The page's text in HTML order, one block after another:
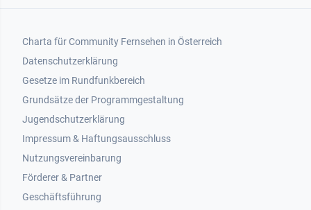
Footer 1
Charta für Community Fernsehen in Österreich
Datenschutzerklärung
Gesetze im Rundfunkbereich
Grundsätze der Programmgestaltung
Jugendschutzerklärung
Impressum & Haftungsausschluss
Nutzungsvereinbarung
Footer 2
Förderer & Partner
Geschäftsführung